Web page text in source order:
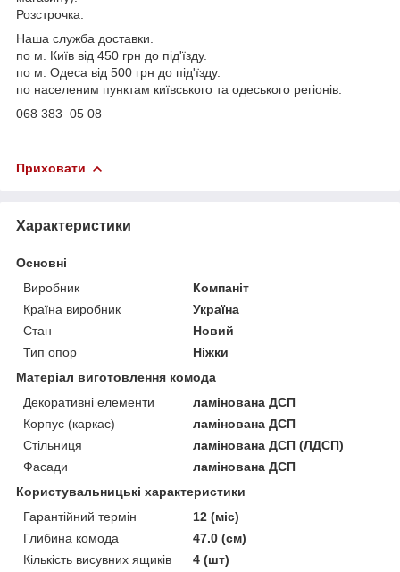
Розстрочка.
Наша служба доставки.
по м. Київ від 450 грн до під'їзду.
по м. Одеса від 500 грн до під'їзду.
по населеним пунктам київського та одеського регіонів.
068 383 05 08
Приховати
Характеристики
Основні
Виробник
Компаніт
Країна виробник
Україна
Стан
Новий
Тип опор
Ніжки
Матеріал виготовлення комода
Декоративні елементи
ламінована ДСП
Корпус (каркас)
ламінована ДСП
Стільниця
ламінована ДСП (ЛДСП)
Фасади
ламінована ДСП
Користувальницькі характеристики
Гарантійний термін
12 (міс)
Глибина комода
47.0 (см)
Кількість висувних ящиків
4 (шт)